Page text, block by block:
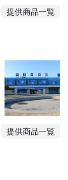
提供商品一覧
提供商品一覧